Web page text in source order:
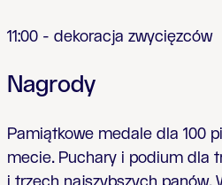
11:00 - dekoracja zwycięzców
Nagrody
Pamiątkowe medale dla 100
mecie. Puchary i podium dla